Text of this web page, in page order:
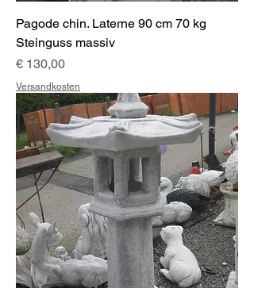
Pagode chin. Laterne 90 cm 70 kg
Steinguss massiv
Preis
€ 130,00
Versandkosten